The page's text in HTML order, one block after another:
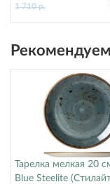
1 710 р.
Тарелка мелкая 20
Blue Steelite